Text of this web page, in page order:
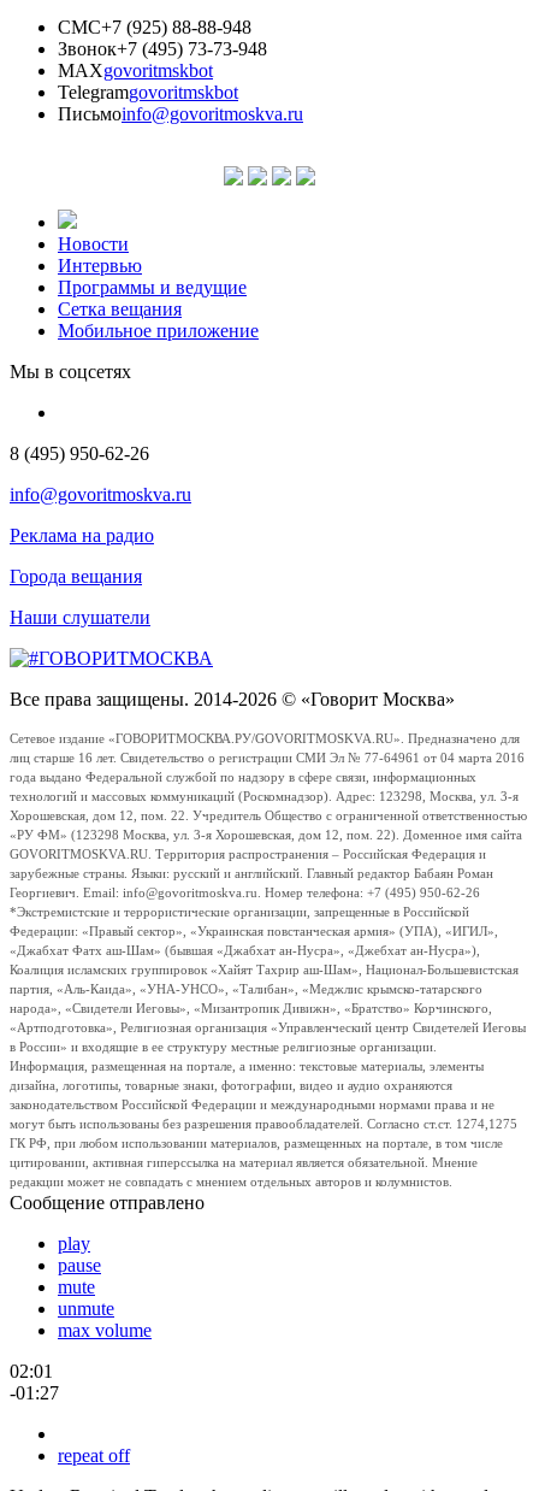
СМС+7 (925) 88-88-948
Звонок+7 (495) 73-73-948
MAXgovoritmskbot
Telegramgovoritmskbot
Письмоinfo@govoritmoskva.ru
Новости
Интервью
Программы и ведущие
Сетка вещания
Мобильное приложение
Мы в соцсетях
8 (495) 950-62-26
info@govoritmoskva.ru
Реклама на радио
Города вещания
Наши слушатели
Все права защищены. 2014-2026 © «Говорит Москва»
Сетевое издание «ГОВОРИТМОСКВА.РУ/GOVORITMOSKVA.RU». Предназначено для
лиц старше 16 лет. Свидетельство о регистрации СМИ Эл № 77-64961 от 04 марта 2016
года выдано Федеральной службой по надзору в сфере связи, информационных
технологий и массовых коммуникаций (Роскомнадзор). Адрес: 123298, Москва, ул. 3-я
Хорошевская, дом 12, пом. 22. Учредитель Общество с ограниченной ответственностью
«РУ ФМ» (123298 Москва, ул. 3-я Хорошевская, дом 12, пом. 22). Доменное имя сайта
GOVORITMOSKVA.RU. Территория распространения – Российская Федерация и
зарубежные страны. Языки: русский и английский. Главный редактор Бабаян Роман
Георгиевич. Email: info@govoritmoskva.ru. Номер телефона: +7 (495) 950-62-26
*Экстремистские и террористические организации, запрещенные в Российской
Федерации: «Правый сектор», «Украинская повстанческая армия» (УПА), «ИГИЛ»,
«Джабхат Фатх аш-Шам» (бывшая «Джабхат ан-Нусра», «Джебхат ан-Нусра»),
Коалиция исламских группировок «Хайят Тахрир аш-Шам», Национал-Большевистская
партия, «Аль-Каида», «УНА-УНСО», «Талибан», «Меджлис крымско-татарского
народа», «Свидетели Иеговы», «Мизантропик Дивижн», «Братство» Корчинского,
«Артподготовка», Религиозная организация «Управленческий центр Свидетелей Иеговы
в России» и входящие в ее структуру местные религиозные организации.
Информация, размещенная на портале, а именно: текстовые материалы, элементы
дизайна, логотипы, товарные знаки, фотографии, видео и аудио охраняются
законодательством Российской Федерации и международными нормами права и не
могут быть использованы без разрешения правообладателей. Согласно ст.ст. 1274,1275
ГК РФ, при любом использовании материалов, размещенных на портале, в том числе
цитировании, активная гиперссылка на материал является обязательной. Мнение
редакции может не совпадать с мнением отдельных авторов и колумнистов.
Сообщение отправлено
play
pause
mute
unmute
max volume
02:01
-01:27
repeat off